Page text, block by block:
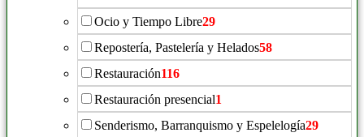
Ocio y Tiempo Libre29
Repostería, Pastelería y Helados58
Restauración116
Restauración presencial1
Senderismo, Barranquismo y Espelelogía29